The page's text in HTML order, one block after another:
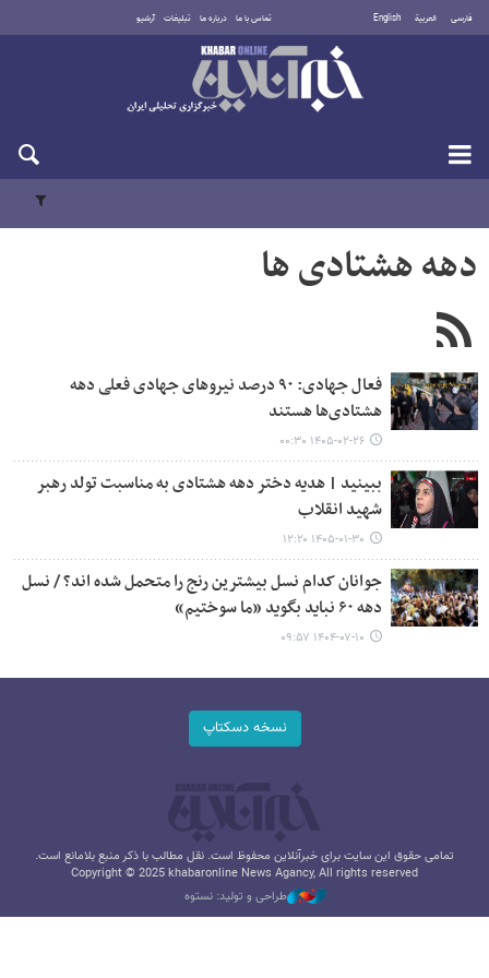
فارسی العربية English تماس با ما درباره ما تبلیغات آرشیو
پنجشنبه ۱۵ مرداد ۱۴۰۵
دهه هشتادی ها
فعال جهادی: ۹۰ درصد نیروهای جهادی فعلی دهه
هشتادی‌ها هستند
۱۴۰۵-۰۲-۲۶ ۰۰:۳۰
ببینید | هدیه دختر دهه هشتادی به مناسبت تولد رهبر
شهید انقلاب
۱۴۰۵-۰۱-۳۰ ۱۲:۲۰
جوانان کدام نسل بیشترین رنج را متحمل شده اند؟ / نسل
دهه ۶۰ نباید بگوید «ما سوختیم»
۱۴۰۴-۰۷-۱۰ ۰۹:۵۷
نسخه دسکتاپ
تمامی حقوق این سایت برای خبرآنلاین محفوظ است. نقل مطالب با ذکر منبع بلامانع است.
Copyright © 2025 khabaronline News Agancy, All rights reserved
طراحی و تولید: نستوه